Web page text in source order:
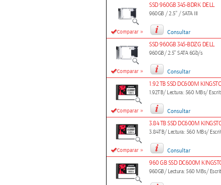
Comparar »
SSD 960GB 345-BDRK DELL
960GB / 2.5" / SATA III
Consultar
Comparar »
SSD 960GB 345-BDZG DELL
960GB/ 2.5" SATA 6Gb/s
Consultar
Comparar »
1.92 TB SSD DC600M
1.92TB/ Lectura: 560 MBs/
Consultar
Comparar »
3.84 TB SSD DC600M
3.84TB/ Lectura: 560 MBs/
Consultar
960 GB SSD DC600M
960GB/ Lectura: 560 MBs/